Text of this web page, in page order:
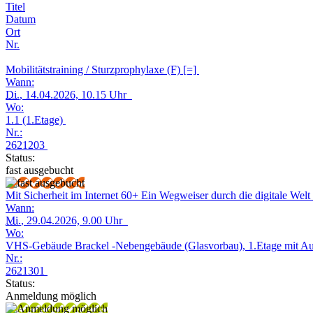
Titel
Datum
Ort
Nr.
Mobilitätstraining / Sturzprophylaxe (F) [=]
Wann:
Di., 14.04.2026, 10.15 Uhr
Wo:
1.1 (1.Etage)
Nr.:
2621203
Status:
fast ausgebucht
Mit Sicherheit im Internet 60+ Ein Wegweiser durch die digitale
Wann:
Mi., 29.04.2026, 9.00 Uhr
Wo:
VHS-Gebäude Brackel -Nebengebäude (Glasvorbau), 1.Etage mit
Nr.:
2621301
Status:
Anmeldung möglich